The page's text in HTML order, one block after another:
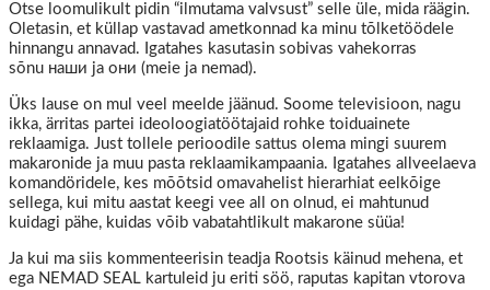
Otse loomulikult pidin “ilmutama valvsust” selle üle, mida räägin.
Oletasin, et küllap vastavad ametkonnad ka minu tõlketöödele
hinnangu annavad. Igatahes kasutasin sobivas vahekorras
sõnu наши ja они (meie ja nemad).
Üks lause on mul veel meelde jäänud. Soome televisioon, nagu
ikka, ärritas partei ideoloogiatöötajaid rohke toiduainete
reklaamiga. Just tollele perioodile sattus olema mingi suurem
makaronide ja muu pasta reklaamikampaania. Igatahes allveelaeva
komandöridele, kes mõõtsid omavahelist hierarhiat eelkõige
sellega, kui mitu aastat keegi vee all on olnud, ei mahtunud
kuidagi pähe, kuidas võib vabatahtlikult makarone süüa!
Ja kui ma siis kommenteerisin teadja Rootsis käinud mehena, et
ega NEMAD SEAL kartuleid ju eriti söö, raputas kapitan vtorova